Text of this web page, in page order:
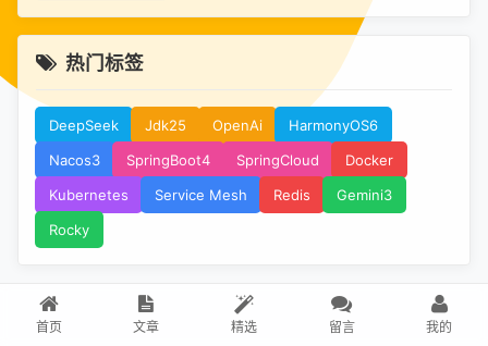
首页 文章 精选 留言 我的
热门标签
DeepSeek Jdk25 OpenAi
HarmonyOS6
Nacos3
SpringBoot4 SpringCloud
Docker
Kubernetes
Service Mesh Redis
Gemini3
Rocky